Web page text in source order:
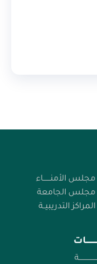
مجلس الأمنـــــــاء
مجلس الجامعة
المراكز التدريبيــة